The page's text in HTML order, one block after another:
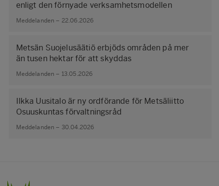
enligt den förnyade verksamhetsmodellen
Meddelanden – 22.06.2026
Metsän Suojelusäätiö erbjöds områden på mer
än tusen hektar för att skyddas
Meddelanden – 13.05.2026
Ilkka Uusitalo är ny ordförande för Metsäliitto
Osuuskuntas förvaltningsråd
Meddelanden – 30.04.2026